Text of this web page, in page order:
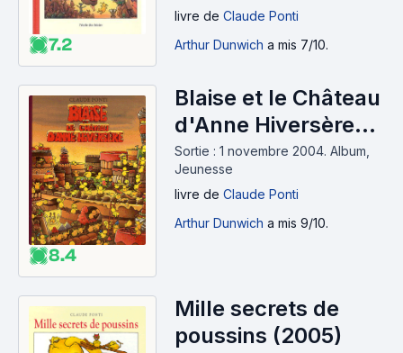
7.2
livre de Claude Ponti
Arthur Dunwich a mis 7/10.
8.4
Blaise et le Château
d'Anne Hiversère
(2004)
Sortie : 1 novembre 2004. Album,
Jeunesse
livre de Claude Ponti
Arthur Dunwich a mis 9/10.
Mille secrets de
poussins (2005)